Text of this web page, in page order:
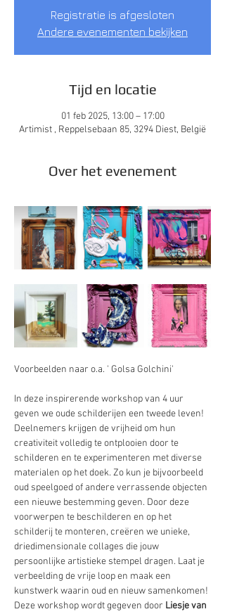
Registratie is afgesloten
Andere evenementen bekijken
Tijd en locatie
01 feb 2025, 13:00 – 17:00
Artimist , Reppelsebaan 85, 3294 Diest, België
Over het evenement
Voorbeelden naar o.a. ' Golsa Golchini'
In deze inspirerende workshop van 4 uur
geven we oude schilderijen een tweede leven!
Deelnemers krijgen de vrijheid om hun
creativiteit volledig te ontplooien door te
schilderen en te experimenteren met diverse
materialen op het doek. Zo kun je bijvoorbeeld
oud speelgoed of andere verrassende objecten
een nieuwe bestemming geven. Door deze
voorwerpen te beschilderen en op het
schilderij te monteren, creëren we unieke,
driedimensionale collages die jouw
persoonlijke artistieke stempel dragen. Laat je
verbeelding de vrije loop en maak een
kunstwerk waarin oud en nieuw samenkomen!
Deze workshop wordt gegeven door Liesje van